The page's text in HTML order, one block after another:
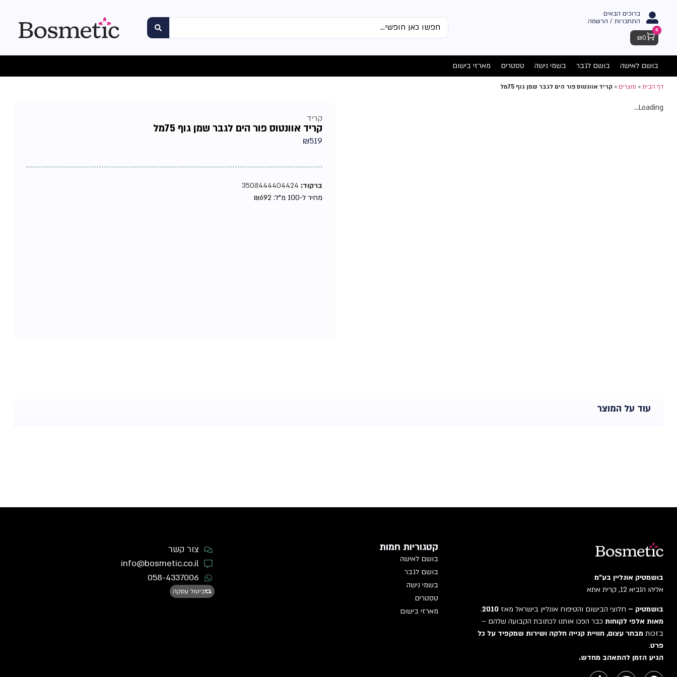
ברוכים הבאים
התחברות / הרשמה
Cart
0
₪0
בושם לאישה בושם לגבר בשמי נישה טסטרים מארזי בישום
דף הבית» מוצרים» קריד אוונטוס פור הים לגבר שמן גוף 75מל
Loading...
קריד
קריד אוונטוס פור הים לגבר שמן גוף 75מל
₪519
ברקוד:
מחיר ל-100 מ"ל:
₪692
עוד על המוצר
בושמטיק אונליין בע"מ
אליהו הנביא 12, קרית אתא
בושמטיק – חלוצי הבישום והטיפוח אונליין בישראל מאז 2010
.
מאות אלפי לקוחות כבר הפכו אותנו לכתובת הקבועה שלהם –
בזכות מבחר עצום, חוויית קנייה חלקה ושירות שמקפיד על כל
פרט.
הגיע הזמן להתאהב מחדש.
קטגוריות חמות
בושם לאישה
בושם לגבר
בשמי נישה
טסטרים
מארזי בישום
צור קשר
info@bosmetic.co.il
058-4337006
ביטול עסקה